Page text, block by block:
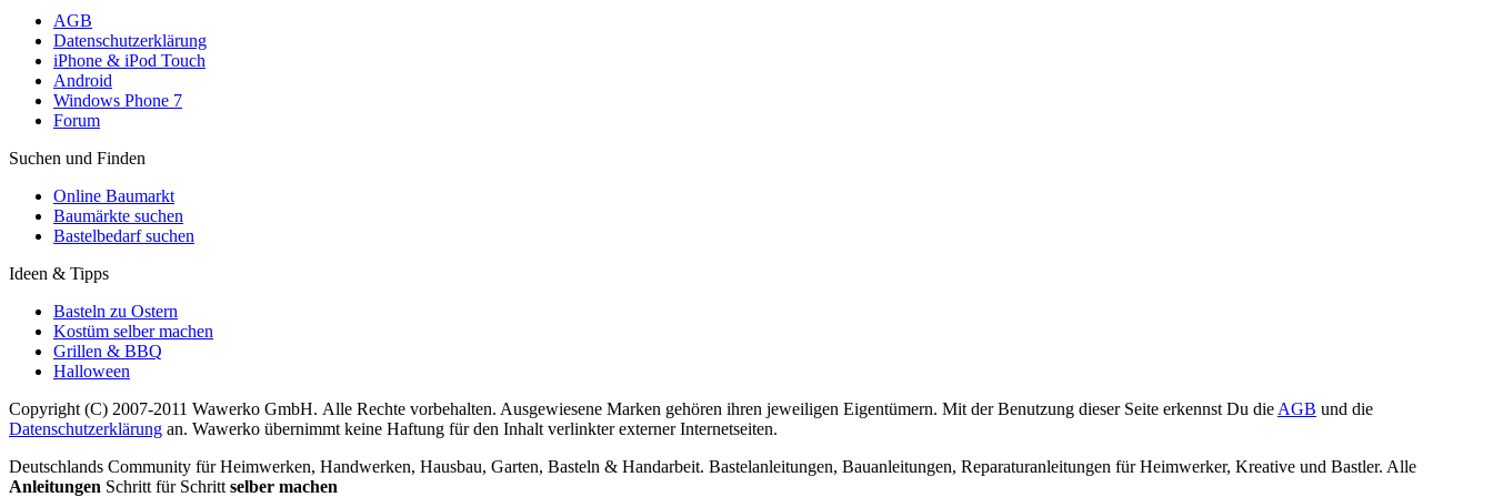
AGB
Datenschutzerklärung
iPhone & iPod Touch
Android
Windows Phone 7
Forum
Suchen und Finden
Online Baumarkt
Baumärkte suchen
Bastelbedarf suchen
Ideen & Tipps
Basteln zu Ostern
Kostüm selber machen
Grillen & BBQ
Halloween
Copyright (C) 2007-2011 Wawerko GmbH. Alle Rechte vorbehalten. Ausgewiesene Marken gehören ihren jeweiligen Eigentümern. Mit der Benutzung dieser Seite erkennst Du die AGB und die
Datenschutzerklärung an. Wawerko übernimmt keine Haftung für den Inhalt verlinkter externer Internetseiten.
Deutschlands Community für Heimwerken, Handwerken, Hausbau, Garten, Basteln & Handarbeit. Bastelanleitungen, Bauanleitungen, Reparaturanleitungen für Heimwerker, Kreative und Bastler. Alle
Anleitungen Schritt für Schritt selber machen